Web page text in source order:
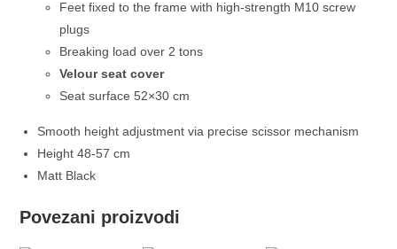
Feet fixed to the frame with high-strength M10 screw
plugs
Breaking load over 2 tons
Velour seat cover
Seat surface 52×30 cm
Smooth height adjustment via precise scissor mechanism
Height 48-57 cm
Matt Black
Povezani proizvodi